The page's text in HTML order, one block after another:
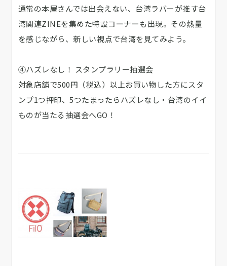
通常の本屋さんでは出会えない、台湾ラバーが推す台
湾関連ZINEを集めた特設コーナーも出現。その熱量
を感じながら、新しい視点で台湾を見てみよう。
④ハズレなし！ スタンプラリー抽選会
対象店舗で500円（税込）以上お買い物した方にスタ
ンプ1つ押印、5つたまったらハズレなし・台湾のイイ
ものが当たる抽選会へGO！